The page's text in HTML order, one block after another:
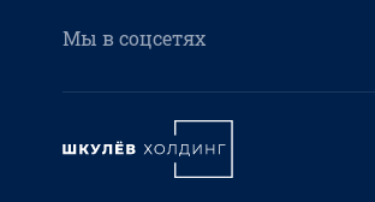
Мы в соцсетях